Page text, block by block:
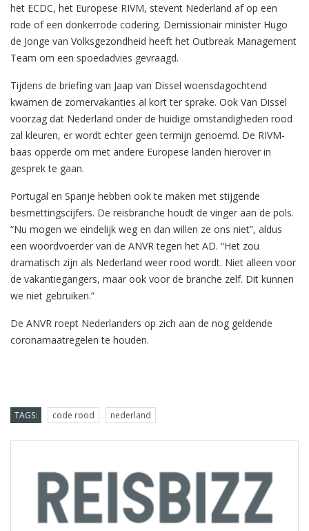
het ECDC, het Europese RIVM, stevent Nederland af op een
rode of een donkerrode codering. Demissionair minister Hugo
de Jonge van Volksgezondheid heeft het Outbreak Management
Team om een spoedadvies gevraagd.
Tijdens de briefing van Jaap van Dissel woensdagochtend
kwamen de zomervakanties al kort ter sprake. Ook Van Dissel
voorzag dat Nederland onder de huidige omstandigheden rood
zal kleuren, er wordt echter geen termijn genoemd. De RIVM-
baas opperde om met andere Europese landen hierover in
gesprek te gaan.
Portugal en Spanje hebben ook te maken met stijgende
besmettingscijfers. De reisbranche houdt de vinger aan de pols.
“Nu mogen we eindelijk weg en dan willen ze ons niet”, aldus
een woordvoerder van de ANVR tegen het AD. “Het zou
dramatisch zijn als Nederland weer rood wordt. Niet alleen voor
de vakantiegangers, maar ook voor de branche zelf. Dit kunnen
we niet gebruiken.”
De ANVR roept Nederlanders op zich aan de nog geldende
coronamaatregelen te houden.
TAGS: code rood nederland